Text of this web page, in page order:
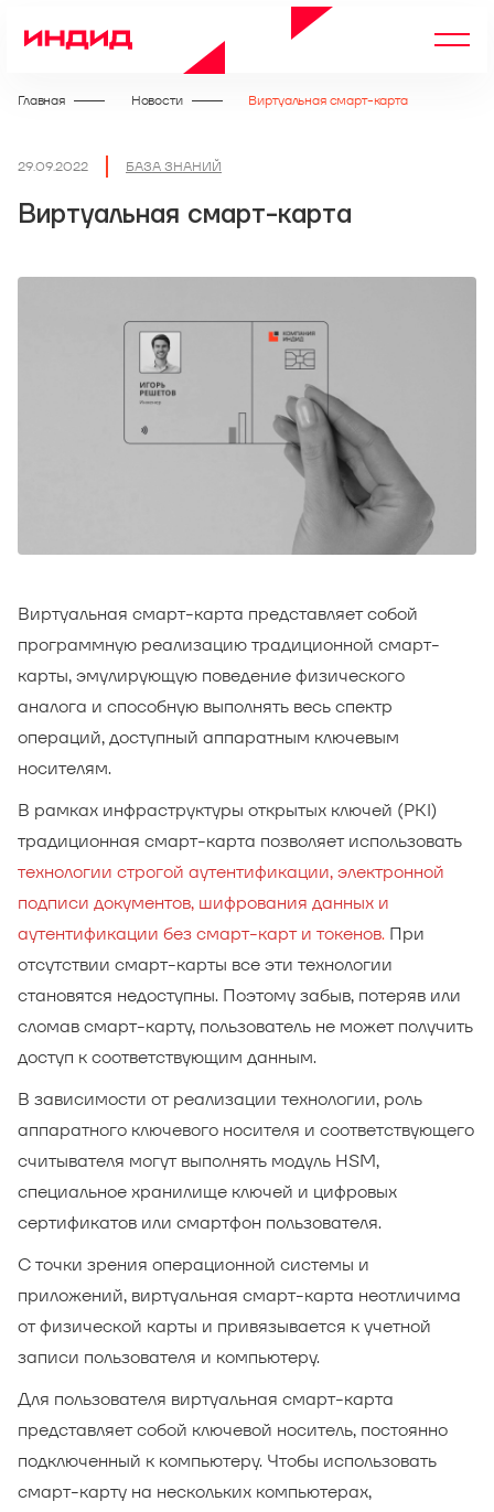
Главная Новости Виртуальная смарт-карта
29.09.2022 БАЗА ЗНАНИЙ
Виртуальная смарт-карта
Виртуальная смарт-карта представляет собой
программную реализацию традиционной смарт-
карты, эмулирующую поведение физического
аналога и способную выполнять весь спектр
операций, доступный аппаратным ключевым
носителям.
В рамках инфраструктуры открытых ключей (PKI)
традиционная смарт-карта позволяет использовать
технологии строгой аутентификации, электронной
подписи документов, шифрования данных и
аутентификации без смарт-карт и токенов. При
отсутствии смарт-карты все эти технологии
становятся недоступны. Поэтому забыв, потеряв или
сломав смарт-карту, пользователь не может получить
доступ к соответствующим данным.
В зависимости от реализации технологии, роль
аппаратного ключевого носителя и соответствующего
считывателя могут выполнять модуль HSM,
специальное хранилище ключей и цифровых
сертификатов или смартфон пользователя.
С точки зрения операционной системы и
приложений, виртуальная смарт-карта неотличима
от физической карты и привязывается к учетной
записи пользователя и компьютеру.
Для пользователя виртуальная смарт-карта
представляет собой ключевой носитель, постоянно
подключенный к компьютеру. Чтобы использовать
смарт-карту на нескольких компьютерах,